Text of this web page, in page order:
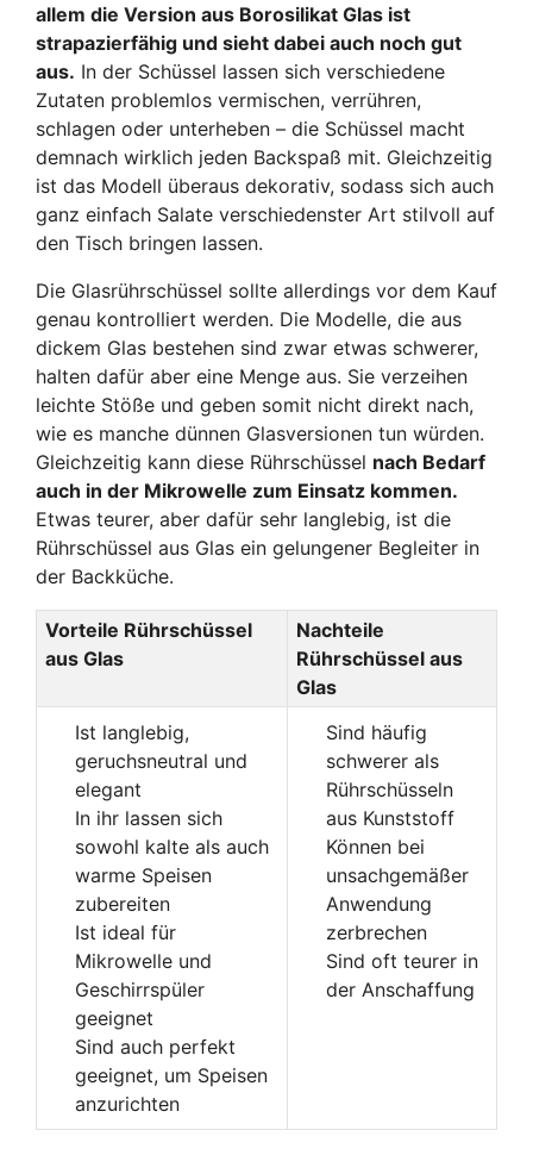
allem die Version aus Borosilikat Glas ist
strapazierfähig und sieht dabei auch noch gut
aus. In der Schüssel lassen sich verschiedene
Zutaten problemlos vermischen, verrühren,
schlagen oder unterheben – die Schüssel macht
demnach wirklich jeden Backspaß mit. Gleichzeitig
ist das Modell überaus dekorativ, sodass sich auch
ganz einfach Salate verschiedenster Art stilvoll auf
den Tisch bringen lassen.
Die Glasrührschüssel sollte allerdings vor dem Kauf
genau kontrolliert werden. Die Modelle, die aus
dickem Glas bestehen sind zwar etwas schwerer,
halten dafür aber eine Menge aus. Sie verzeihen
leichte Stöße und geben somit nicht direkt nach,
wie es manche dünnen Glasversionen tun würden.
Gleichzeitig kann diese Rührschüssel nach Bedarf
auch in der Mikrowelle zum Einsatz kommen.
Etwas teurer, aber dafür sehr langlebig, ist die
Rührschüssel aus Glas ein gelungener Begleiter in
der Backküche.
Vorteile Rührschüssel
aus Glas
Nachteile
Rührschüssel aus
Glas
Ist langlebig,
geruchsneutral und
elegant
In ihr lassen sich
sowohl kalte als auch
warme Speisen
zubereiten
Ist ideal für
Mikrowelle und
Geschirrspüler
geeignet
Sind auch perfekt
geeignet, um Speisen
anzurichten
Sind häufig
schwerer als
Rührschüsseln
aus Kunststoff
Können bei
unsachgemäßer
Anwendung
zerbrechen
Sind oft teurer in
der Anschaffung